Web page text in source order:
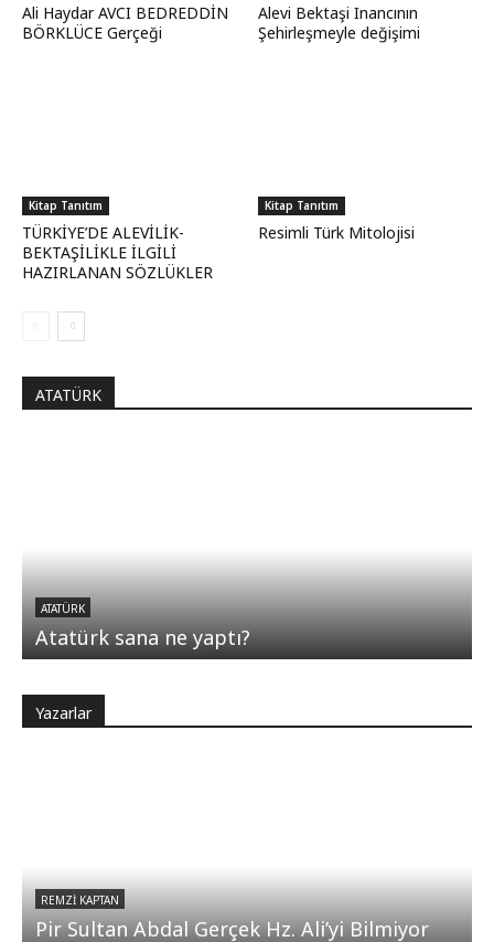
Ali Haydar AVCI BEDREDDİN
BÖRKLÜCE Gerçeği
Alevi Bektaşi Inancının
Şehirleşmeyle değişimi
Kitap Tanıtım
TÜRKİYE’DE ALEVİLİK-
BEKTAŞİLİKLE İLGİLİ
HAZIRLANAN SÖZLÜKLER
Kitap Tanıtım
Resimli Türk Mitolojisi
ATATÜRK
ATATÜRK
Atatürk sana ne yaptı?
Yazarlar
REMZI KAPTAN
Pir Sultan Abdal Gerçek Hz. Ali’yi Bilmiyor